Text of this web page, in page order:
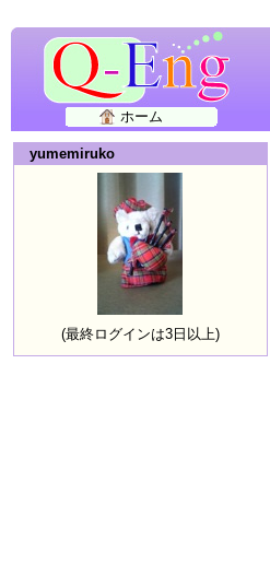
ホーム
yumemiruko
(最終ログインは3日以上)